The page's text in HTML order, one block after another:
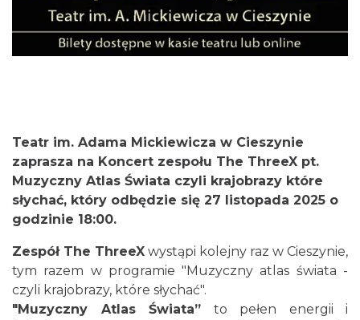
Cieszyn
2026-07-03
0.08 km
Teatr im. Adama Mickiewicza w Cieszynie
zaprasza na Koncert zespołu The ThreeX pt.
Muzyczny Atlas Świata czyli krajobrazy które
słychać, który odbędzie się 27 listopada 2025 o
godzinie 18:00.
Zespół The ThreeX wystąpi kolejny raz w Cieszynie,
tym razem w programie "Muzyczny atlas świata -
czyli krajobrazy, które słychać".
"Muzyczny Atlas Świata” to pełen energii i